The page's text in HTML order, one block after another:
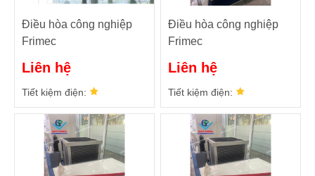
Điều hòa công nghiệp
Frimec
Liên hệ
Tiết kiệm điện:
Điều hòa công nghiệp
Frimec
Liên hệ
Tiết kiệm điện: